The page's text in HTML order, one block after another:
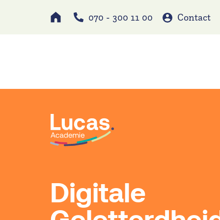
070 - 300 11 00 Contact
Digitale